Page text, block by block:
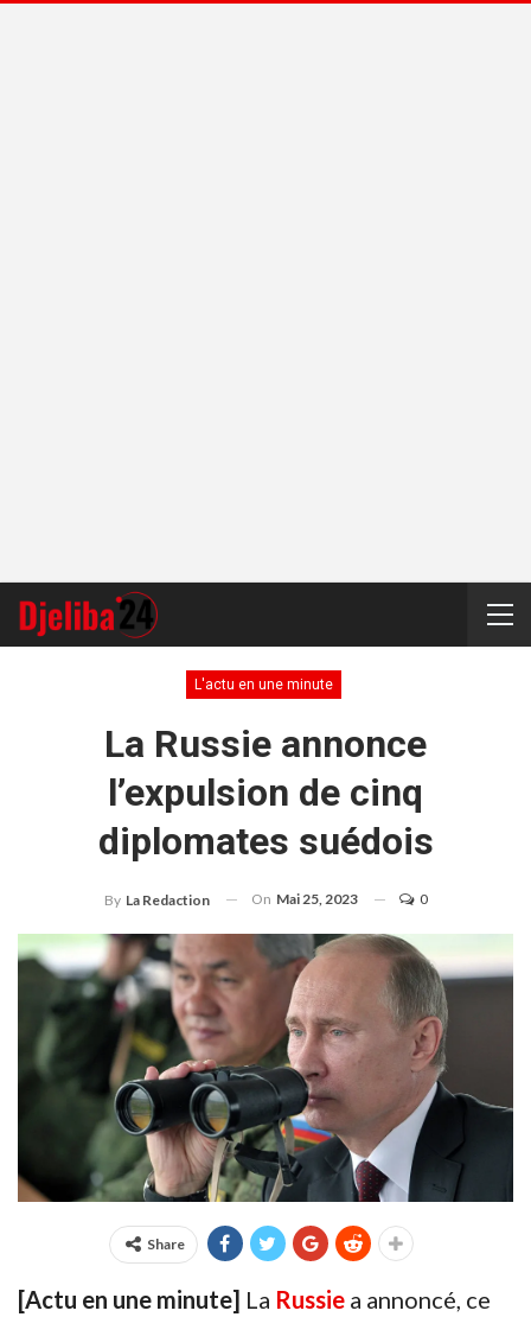
L'actu en une minute
La Russie annonce
l’expulsion de cinq
diplomates suédois
By La Redaction On Mai 25, 2023 0
Share
[Actu en une minute] La Russie a annoncé, ce